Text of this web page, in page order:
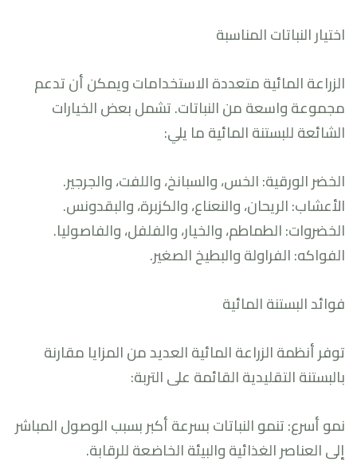
اختيار النباتات المناسبة
الزراعة المائية متعددة الاستخدامات ويمكن أن تدعم
مجموعة واسعة من النباتات. تشمل بعض الخيارات
الشائعة للبستنة المائية ما يلي:
الخضر الورقية: الخس، والسبانخ، واللفت، والجرجير.
الأعشاب: الريحان، والنعناع، والكزبرة، والبقدونس.
الخضروات: الطماطم، والخيار، والفلفل، والفاصوليا.
الفواكه: الفراولة والبطيخ الصغير.
فوائد البستنة المائية
توفر أنظمة الزراعة المائية العديد من المزايا مقارنة
بالبستنة التقليدية القائمة على التربة:
نمو أسرع: تنمو النباتات بسرعة أكبر بسبب الوصول المباشر
إلى العناصر الغذائية والبيئة الخاضعة للرقابة.